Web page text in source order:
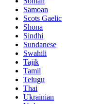
Samoan
Scots Gaelic
Shona
Sindhi
Sundanese
Swahili
Tajik
Tamil
Telugu
Thai
Ukrainian